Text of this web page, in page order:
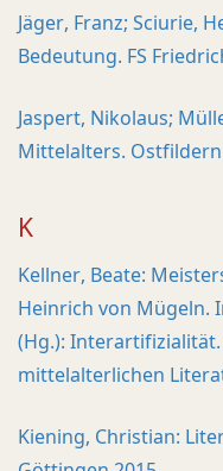
Jäger, Franz; Sciurie,
Bedeutung. FS
Jaspert, Nikolaus;
Mittelalters. Ostfildern
K
Kellner, Beate:
Heinrich von Mügeln.
(Hg.):
mittelalterlichen
Kiening, Christian: